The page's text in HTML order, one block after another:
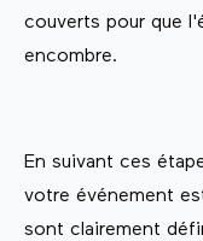
couverts pour que
encombre.
En suivant ces
votre événement
sont clairement